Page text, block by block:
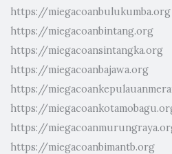
https://miegacoanbulukumba.org
https://miegacoanbintang.org
https://miegacoansintangka.org
https://miegacoanbajawa.org
https://
https://
https://
https://miegacoanbimantb.org